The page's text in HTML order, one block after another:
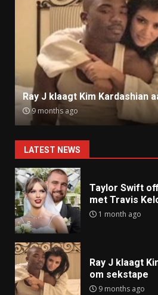
Ray J klaagt Kim Kardashian
9 months ago
LATEST NEWS
Taylor Swift
met Travis
1 month ago
Ray J klaagt
om sekstape
9 months ago